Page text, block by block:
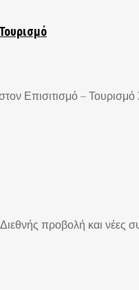
Επισιτισμό –
προβολή και νέες